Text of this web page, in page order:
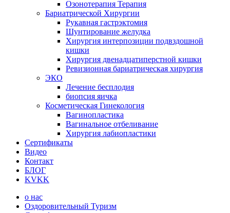
Озонотерапия Терапия
Бариатрической Хирургии
Рукавная гастрэктомия
Шунтирование желудка
Хирургия интерпозиции подвздошной
кишки
Хирургия двенадцатиперстной кишки
Ревизионная бариатрическая хирургия
ЭКО
Лечение бесплодия
биопсия яичка
Косметическая Гинекология
Вагинопластика
Вагинальное отбеливание
Хирургия лабиопластики
Сертификаты
Видео
Контакт
БЛОГ
KVKK
о нас
Оздоровительный Туризм